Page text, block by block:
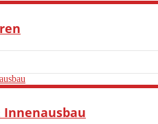
Innenausbau